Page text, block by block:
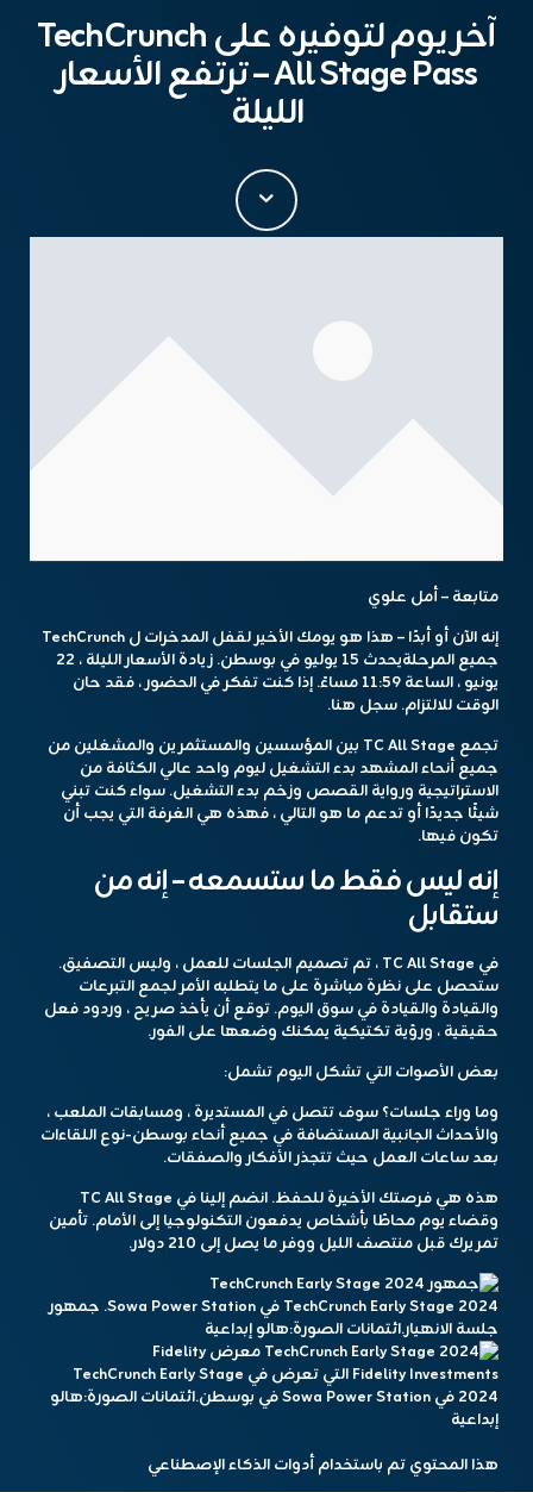
آخر يوم لتوفيره على TechCrunch
All Stage Pass – ترتفع الأسعار
الليلة
متابعة – أمل علوي
إنه الآن أو أبدًا –هذا هو يومك الأخير لقفل المدخراتلTechCrunch
جميع المرحلةيحدث 15 يوليو في بوسطن. زيادة الأسعار
الليلة ، 22
يونيو ، الساعة 11:59 مساءً
. إذا كنت تفكر في الحضور ، فقد حان
الوقت للالتزام.سجل هنا.
تجمع TC All Stage بين المؤسسين والمستثمرين والمشغلين من
جميع أنحاء المشهد بدء التشغيل ليوم واحد عالي الكثافة من
الاستراتيجية ورواية القصص وزخم بدء التشغيل. سواء كنت تبني
شيئًا جديدًا أو تدعم ما هو التالي ، فهذه هي الغرفة التي يجب أن
تكون فيها.
إنه ليس فقط ما ستسمعه – إنه من
ستقابل
في TC All Stage ، تم تصميم الجلسات للعمل ، وليس التصفيق.
ستحصل على نظرة مباشرة على ما يتطلبه الأمر لجمع التبرعات
والقيادة والقيادة في سوق اليوم. توقع أن يأخذ صريح ، وردود فعل
حقيقية ، ورؤية تكتيكية يمكنك وضعها على الفور.
بعض الأصوات التي تشكل اليوم تشمل:
وما وراءجلسات؟ سوف تتصل في المستديرة ، ومسابقات الملعب ،
والأحداث الجانبية المستضافة في جميع أنحاء بوسطن-نوع اللقاءات
بعد ساعات العمل حيث تتجذر الأفكار والصفقات.
هذه هي فرصتك الأخيرة للحفظ.
انضم إلينا في TC All Stage
وقضاء يوم محاطًا بأشخاص يدفعون التكنولوجيا إلى الأمام. تأمين
تمريرك قبل منتصف الليل ووفر ما يصل إلى 210 دولار.
TechCrunch Early Stage 2024 في Sowa Power Station. جمهور
جلسة الانهيار.ائتمانات الصورة:هالو إبداعية
Fidelity Investments التي تعرض في TechCrunch Early Stage
2024 في Sowa Power Station في بوسطن.
ائتمانات الصورة:هالو
إبداعية
هذا المحتوي تم باستخدام أدوات الذكاء الإصطناعي